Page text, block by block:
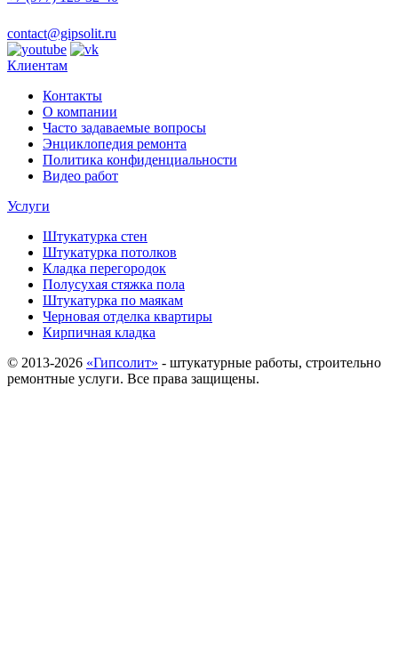
contact@gipsolit.ru
Клиентам
Контакты
О компании
Часто задаваемые вопросы
Энциклопедия ремонта
Политика конфиденциальности
Видео работ
Услуги
Штукатурка стен
Штукатурка потолков
Кладка перегородок
Полусухая стяжка пола
Штукатурка по маякам
Черновая отделка квартиры
Кирпичная кладка
© 2013-2026 «Гипсолит» - штукатурные работы, строительно
ремонтные услуги. Все права защищены.